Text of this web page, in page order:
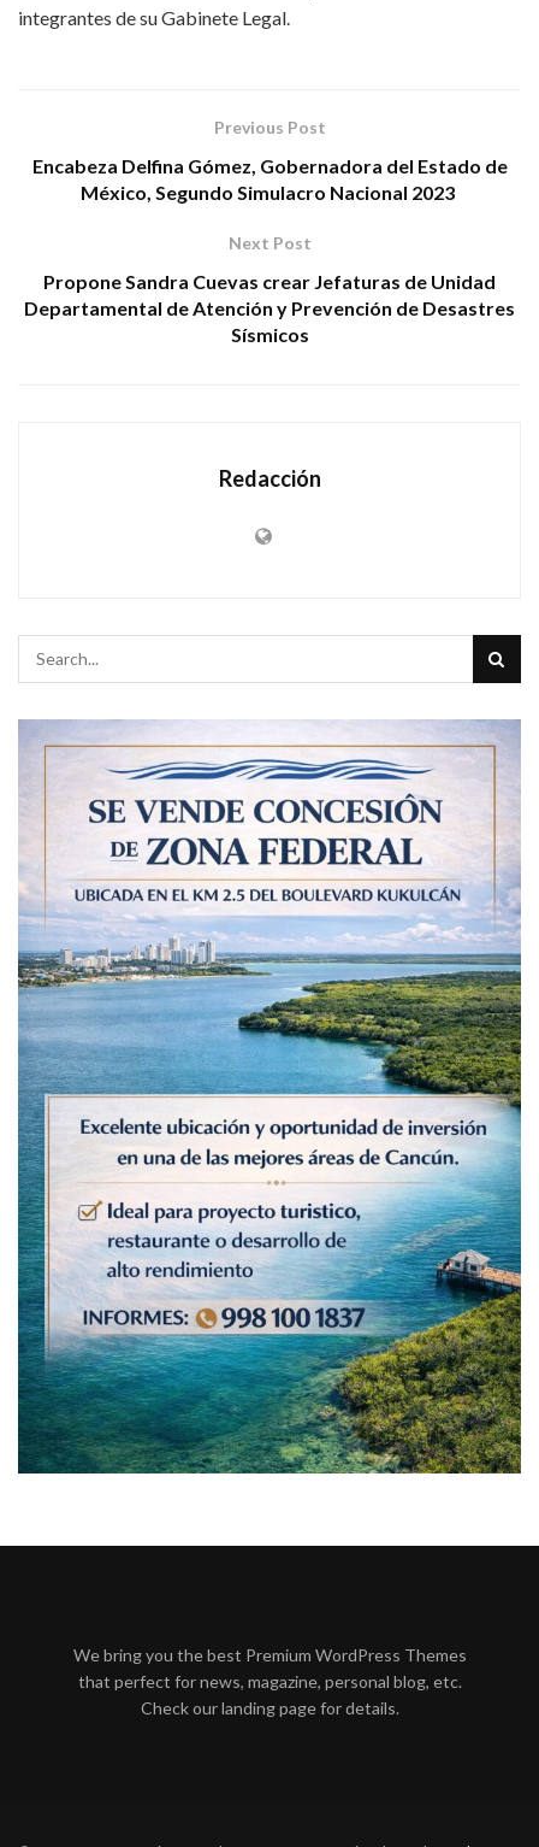
integrantes de su Gabinete Legal.
Previous Post
Encabeza Delfina Gómez, Gobernadora del Estado de
México, Segundo Simulacro Nacional 2023
Next Post
Propone Sandra Cuevas crear Jefaturas de Unidad
Departamental de Atención y Prevención de Desastres
Sísmicos
Redacción
We bring you the best Premium WordPress Themes
that perfect for news, magazine, personal blog, etc.
Check our landing page for details.